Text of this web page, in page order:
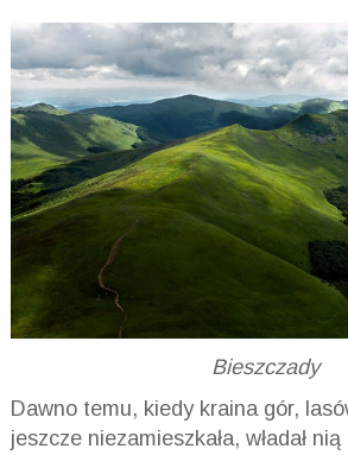
Bieszczady
Dawno temu, kiedy kraina gór,
jeszcze niezamieszkała, władał nią